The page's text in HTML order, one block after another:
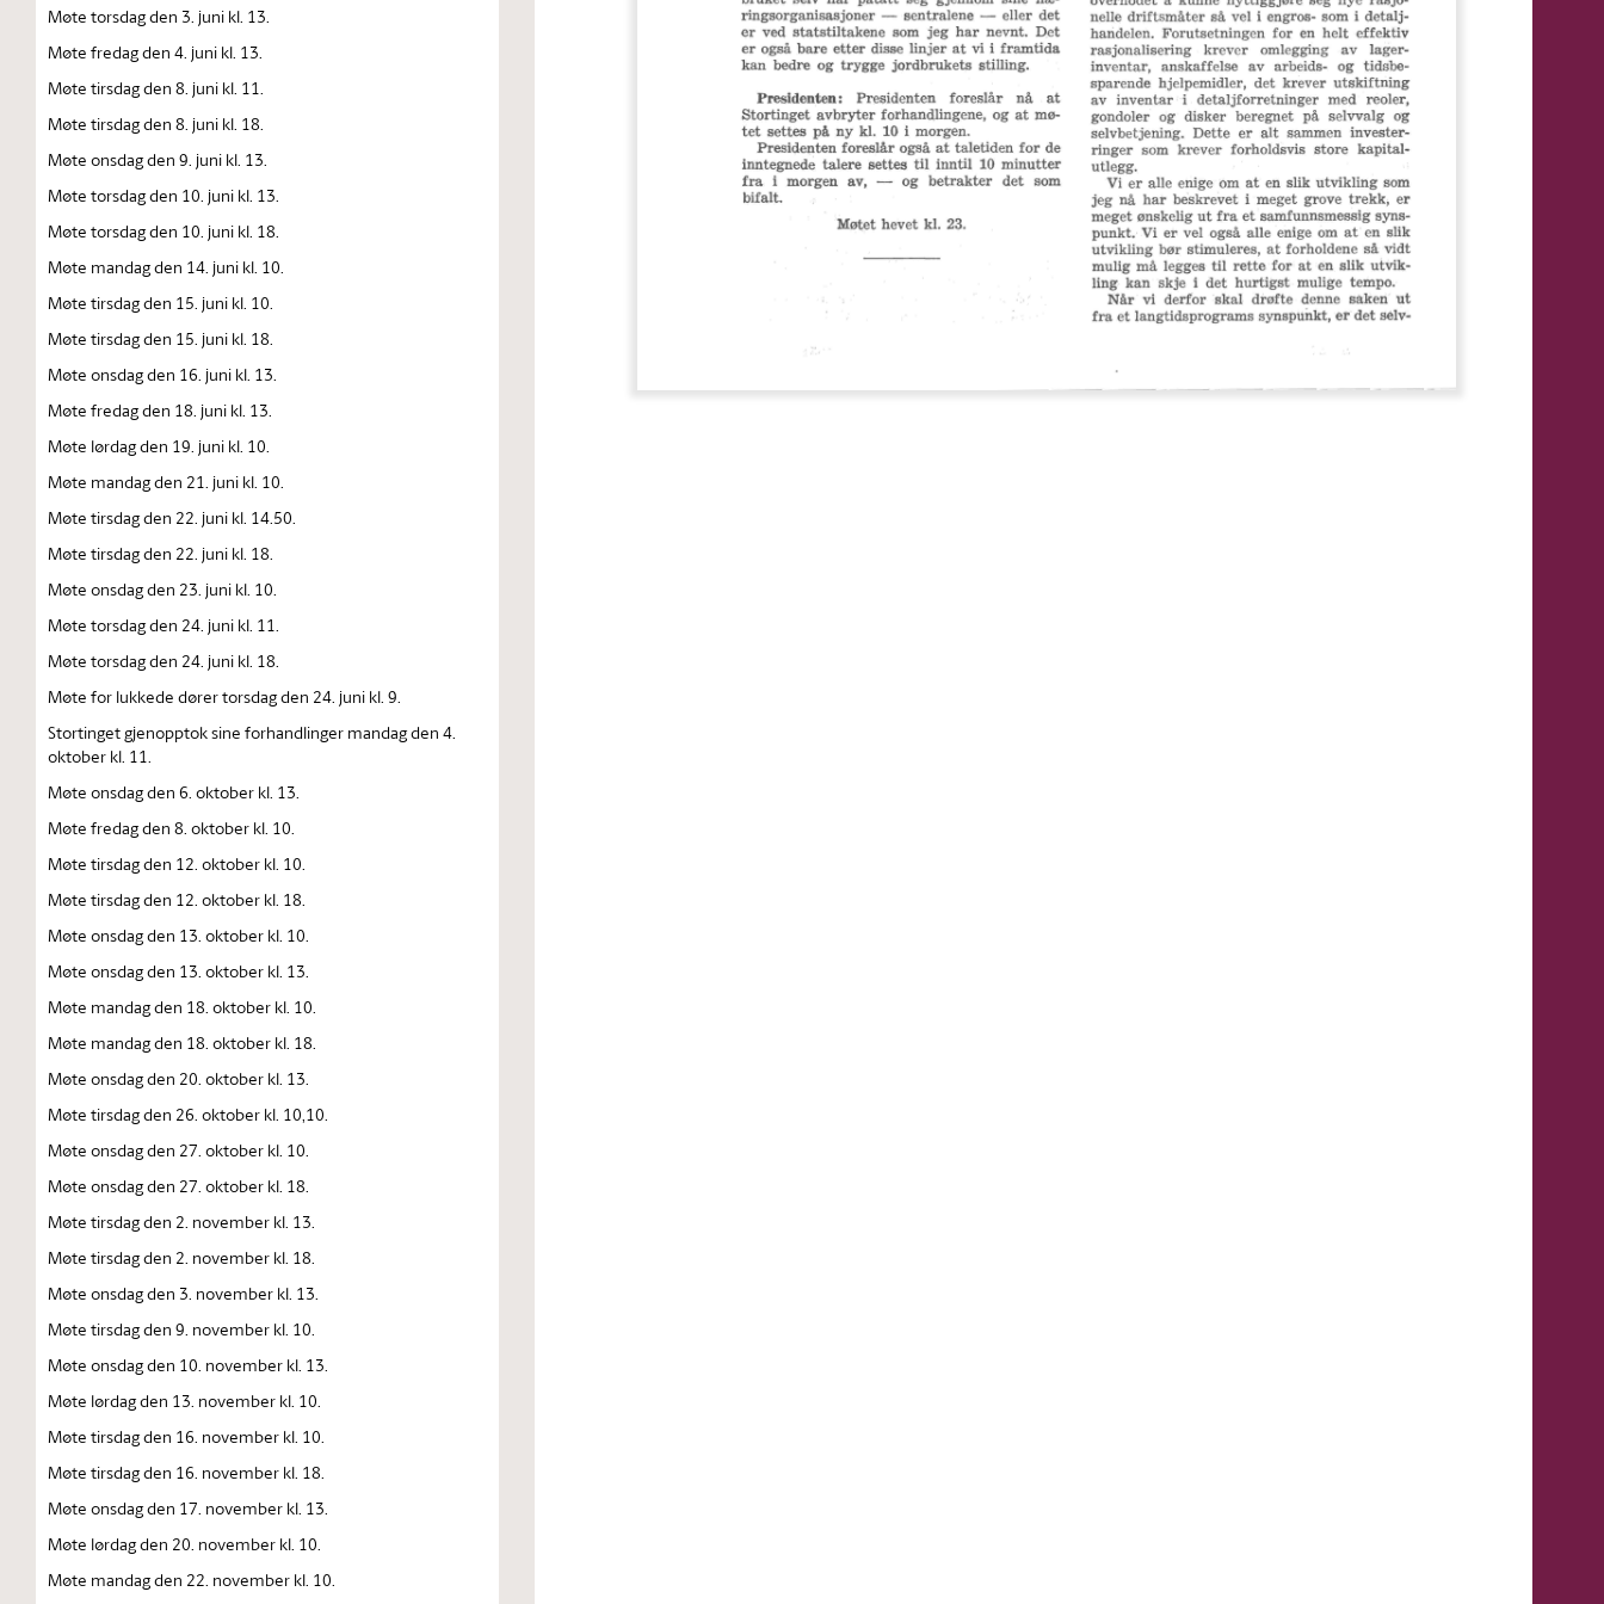
Møte torsdag den 3. juni kl. 13.
Møte fredag den 4. juni kl. 13.
Møte tirsdag den 8. juni kl. 11.
Møte tirsdag den 8. juni kl. 18.
Møte onsdag den 9. juni kl. 13.
Møte torsdag den 10. juni kl. 13.
Møte torsdag den 10. juni kl. 18.
Møte mandag den 14. juni kl. 10.
Møte tirsdag den 15. juni kl. 10.
Møte tirsdag den 15. juni kl. 18.
Møte onsdag den 16. juni kl. 13.
Møte fredag den 18. juni kl. 13.
Møte lørdag den 19. juni kl. 10.
Møte mandag den 21. juni kl. 10.
Møte tirsdag den 22. juni kl. 14.50.
Møte tirsdag den 22. juni kl. 18.
Møte onsdag den 23. juni kl. 10.
Møte torsdag den 24. juni kl. 11.
Møte torsdag den 24. juni kl. 18.
Møte for lukkede dører torsdag den 24. juni kl. 9.
Stortinget gjenopptok sine forhandlinger mandag den 4.
oktober kl. 11.
Møte onsdag den 6. oktober kl. 13.
Møte fredag den 8. oktober kl. 10.
Møte tirsdag den 12. oktober kl. 10.
Møte tirsdag den 12. oktober kl. 18.
Møte onsdag den 13. oktober kl. 10.
Møte onsdag den 13. oktober kl. 13.
Møte mandag den 18. oktober kl. 10.
Møte mandag den 18. oktober kl. 18.
Møte onsdag den 20. oktober kl. 13.
Møte tirsdag den 26. oktober kl. 10,10.
Møte onsdag den 27. oktober kl. 10.
Møte onsdag den 27. oktober kl. 18.
Møte tirsdag den 2. november kl. 13.
Møte tirsdag den 2. november kl. 18.
Møte onsdag den 3. november kl. 13.
Møte tirsdag den 9. november kl. 10.
Møte onsdag den 10. november kl. 13.
Møte lørdag den 13. november kl. 10.
Møte tirsdag den 16. november kl. 10.
Møte tirsdag den 16. november kl. 18.
Møte onsdag den 17. november kl. 13.
Møte lørdag den 20. november kl. 10.
Møte mandag den 22. november kl. 10.